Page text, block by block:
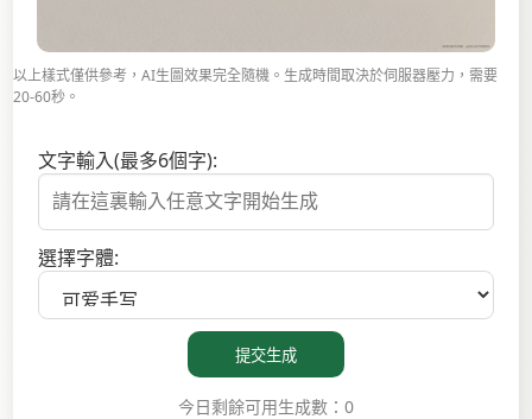
以上樣式僅供參考，AI生圖效果完全隨機。生成時間取決於伺服器壓力，需要
20-60秒。
文字輸入(最多6個字):
選擇字體:
提交生成
今日剩餘可用生成數：0